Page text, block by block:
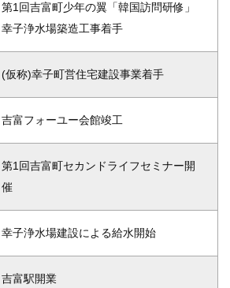
第1回吉富町少年の翼「韓国訪問研修」
幸子浄水場築造工事着手
(仮称)幸子町営住宅建設事業着手
吉富フォーユー会館竣工
第1回吉富町セカンドライフセミナー開
催
幸子浄水場建設による給水開始
吉富駅開業